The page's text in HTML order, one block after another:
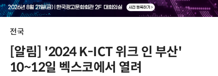
전국
[알림] '2024 K-ICT 위크 인 부산'
10~12일 벡스코에서 열려